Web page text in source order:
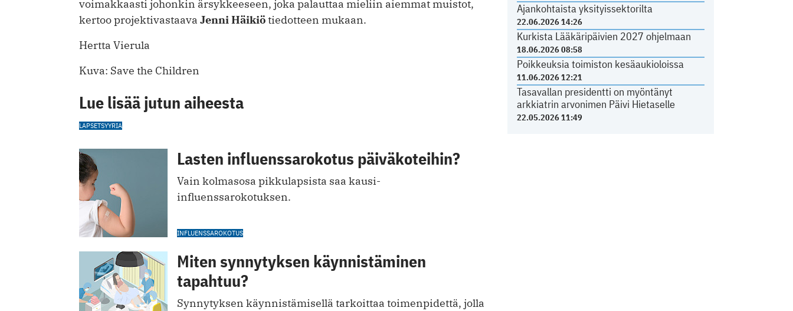
Ajankohtaista yksityissektorilta
22.06.2026 14:26
Kurkista Lääkäripäivien 2027 ohjelmaan
18.06.2026 08:58
Poikkeuksia toimiston kesäaukioloissa
11.06.2026 12:21
Tasavallan presidentti on myöntänyt
arkkiatrin arvonimen Päivi Hietaselle
22.05.2026 11:49
voimakkaasti johonkin ärsykkeeseen, joka palauttaa mieliin aiemmat muistot,
kertoo projektivastaava Jenni Häikiötiedotteen mukaan.
Hertta Vierula
Kuva: Save the Children
Lue lisää jutun aiheesta
LAPSETSYYRIA
Lasten influenssarokotus päiväkoteihin?
Vain kolmasosa pikkulapsista saa kausi-
influenssarokotuksen.
INFLUENSSAROKOTUS
Miten synnytyksen käynnistäminen
tapahtuu?
Synnytyksen käynnistämisellä tarkoittaa toimenpidettä, jolla